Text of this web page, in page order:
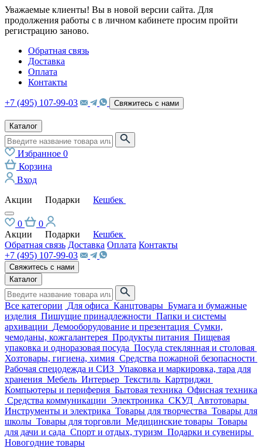
Уважаемые клиенты! Вы в новой версии сайта. Для
продолжения работы с в личном кабинете просим пройти
регистрацию заново.
Обратная связь
Доставка
Оплата
Контакты
+7 (495) 107-99-03 Свяжитесь с нами
Каталог
Избранное 0
Корзина
Вход
Акции
Подарки Кешбек
0
0
Акции
Подарки
Кешбек
Обратная связь Доставка Оплата Контакты
+7 (495) 107-99-03
Свяжитесь с нами
Каталог
Все категории Для офиса Канцтовары Бумага и бумажные
изделия Пишущие принадлежности Папки и системы
архивации Демооборудование и презентация Сумки,
чемоданы, кожгалантерея Продукты питания Пищевая
упаковка и одноразовая посуда Посуда стеклянная и столовая
Хозтовары, гигиена, химия Средства пожарной безопасности
Рабочая спецодежда и СИЗ Упаковка и маркировка, тара для
хранения Мебель Интерьер Текстиль Картриджи
Компьютеры и периферия Бытовая техника Офисная техника
Средства коммуникации Электроника СКУД Автотовары
Инструменты и электрика Товары для творчества Товары для
школы Товары для торговли Медицинские товары Товары
для дачи и сада Спорт и отдых, туризм Подарки и сувениры
Новогодние товары